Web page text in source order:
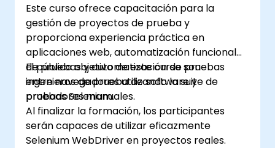
Este curso ofrece capacitación para la
gestión de proyectos de prueba y
proporciona experiencia práctica en
aplicaciones web, automatización funcional
de pruebas y automatización de pruebas
entre navegadores utilizando la suite de
pruebas Selenium.
El público objetivo de este curso son
ingenieros de prueba de software y
probadores manuales.
Al finalizar la formación, los participantes
serán capaces de utilizar eficazmente
Selenium WebDriver en proyectos reales.